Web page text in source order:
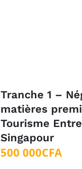
Tranche 1 –
matières
Tourisme
Singapour
500 000CFA